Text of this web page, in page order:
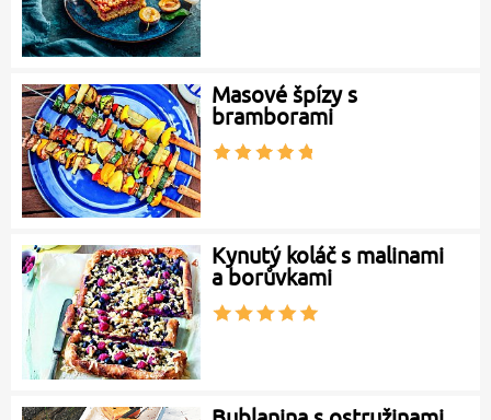
Masové špízy s
bramborami
Kynutý koláč s malinami
a borůvkami